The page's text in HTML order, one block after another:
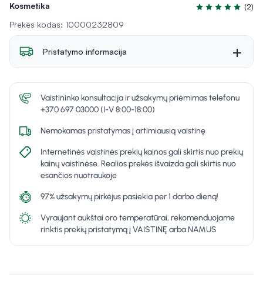
Kosmetika
Įvertinimas 5.0
(2)
Prekės kodas: 10000232809
Pristatymo informacija
Vaistininko konsultacija ir užsakymų priėmimas telefonu
+370 697 03000 (I-V 8:00-18:00)
Nemokamas pristatymas į artimiausią vaistinę
Internetinės vaistinės prekių kainos gali skirtis nuo prekių
kainų vaistinėse. Realios prekės išvaizda gali skirtis nuo
esančios nuotraukoje
97% užsakymų pirkėjus pasiekia per 1 darbo dieną!
Vyraujant aukštai oro temperatūrai, rekomenduojame
rinktis prekių pristatymą į VAISTINĘ arba NAMUS